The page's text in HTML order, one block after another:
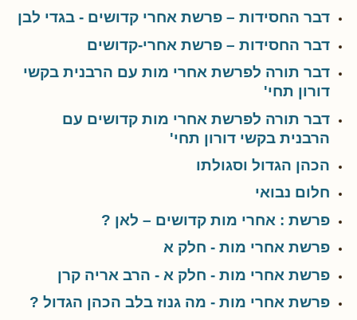
דבר החסידות – פרשת אחרי קדושים - בגדי לבן
דבר החסידות – פרשת אחרי-קדושים
דבר תורה לפרשת אחרי מות עם הרבנית בקשי
דורון תחי'
דבר תורה לפרשת אחרי מות קדושים עם
הרבנית בקשי דורון תחי'
הכהן הגדול וסגולתו
חלום נבואי
פרשת : אחרי מות קדושים – לאן ?
פרשת אחרי מות - חלק א
פרשת אחרי מות - חלק א - הרב אריה קרן
פרשת אחרי מות - מה גנוז בלב הכהן הגדול ?